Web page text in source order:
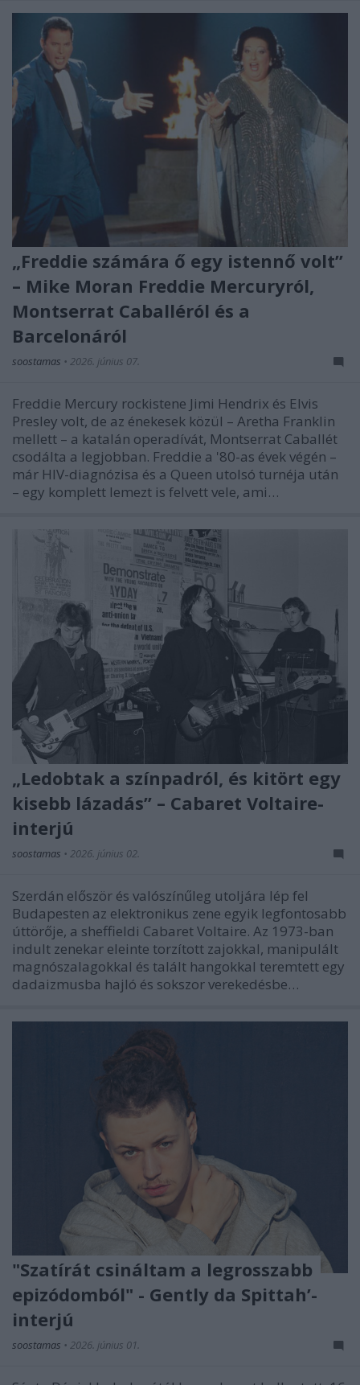
„Freddie számára ő egy istennő volt”
– Mike Moran Freddie Mercuryról,
Montserrat Caballéról és a
Barcelonáról
soostamas • 2026. június 07.
Freddie Mercury rockistene Jimi Hendrix és Elvis
Presley volt, de az énekesek közül – Aretha Franklin
mellett – a katalán operadívát, Montserrat Caballét
csodálta a legjobban. Freddie a '80-as évek végén –
már HIV-diagnózisa és a Queen utolsó turnéja után
– egy komplett lemezt is felvett vele, ami…
„Ledobtak a színpadról, és kitört egy
kisebb lázadás” – Cabaret Voltaire-
interjú
soostamas • 2026. június 02.
Szerdán először és valószínűleg utoljára lép fel
Budapesten az elektronikus zene egyik legfontosabb
úttörője, a sheffieldi Cabaret Voltaire. Az 1973-ban
indult zenekar eleinte torzított zajokkal, manipulált
magnószalagokkal és talált hangokkal teremtett egy
dadaizmusba hajló és sokszor verekedésbe…
"Szatírát csináltam a legrosszabb
epizódomból" - Gently da Spittah’-
interjú
soostamas • 2026. június 01.